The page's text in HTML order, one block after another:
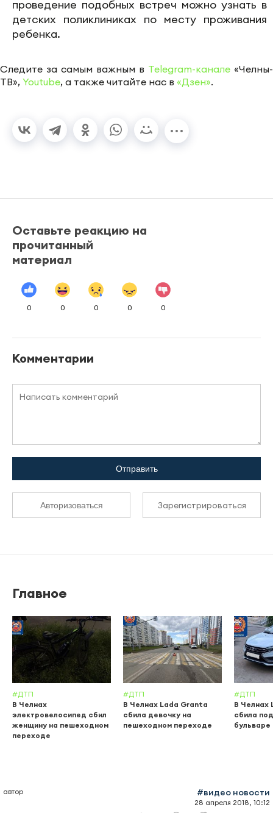
проведение подобных встреч можно узнать в
детских поликлиниках по месту проживания
ребенка.
Следите за самым важным в Telegram-канале «Челны-
ТВ», Youtube, а также читайте нас в «Дзен».
Оставьте реакцию на
прочитанный
материал
0 0 0 0 0
Комментарии
Отправить
Авторизоваться Зарегистрироваться
Главное
#ДТП
В Челнах
электровелосипед сбил
женщину на пешеходном
переходе
#ДТП
В Челнах Lada Granta
сбила девочку на
пешеходном переходе
#ДТП
В Челнах
сбила
автор #видео новости
28 апреля 2018, 10:12